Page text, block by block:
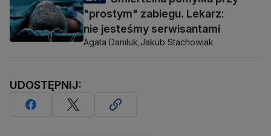
"prostym" zabiegu. Lekarz:
nie jesteśmy serwisantami
Agata Daniluk, Jakub Stachowiak
UDOSTĘPNIJ: